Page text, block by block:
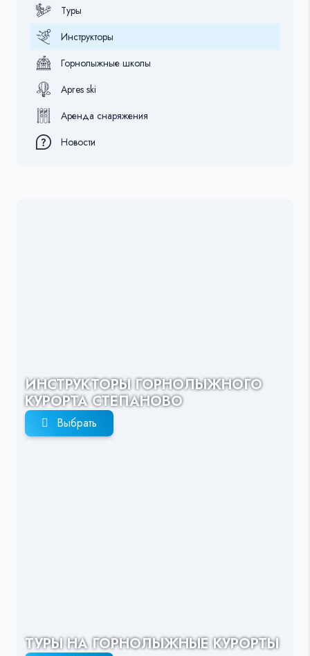
Туры
Инструкторы
Горнолыжные школы
Apres ski
Аренда снаряжения
Новости
ИНСТРУКТОРЫ ГОРНОЛЫЖНОГО
КУРОРТА СТЕПАНОВО
Выбрать
ТУРЫ НА ГОРНОЛЫЖНЫЕ КУРОРТЫ